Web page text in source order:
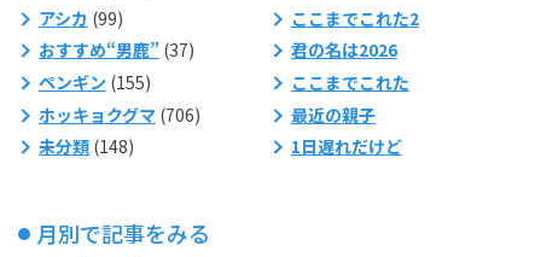
アシカ (99)
おすすめ“男鹿”(37)
ペンギン (155)
ホッキョクグマ (706)
未分類(148)
ここまでこれた2
君の名は2026
ここまでこれた
最近の親子
1日遅れだけど
月別で記事をみる